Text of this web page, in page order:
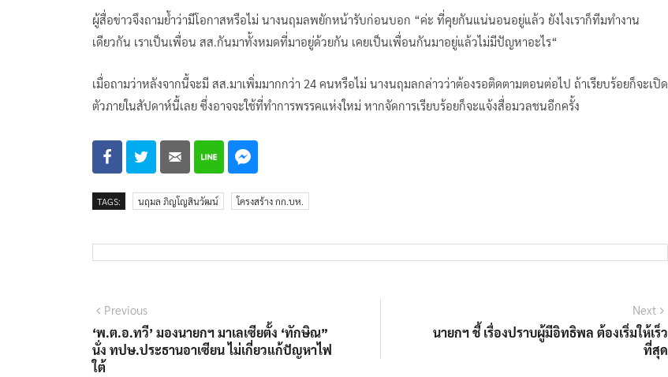
ผู้สื่อข่าวจึงถามย้ำว่ามีโอกาสหรือไม่ นางนฤมลพยักหน้ารับก่อนบอก “ค่ะ ที่คุยกันแน่นอนอยู่แล้ว ยังไงเราก็ทีมทำงาน
เดียวกัน เราเป็นเพื่อน สส.กันมาทั้งหมดที่มาอยู่ด้วยกัน เคยเป็นเพื่อนกันมาอยู่แล้วไม่มีปัญหาอะไร“
เมื่อถามว่าหลังจากนี้จะมี สส.มาเพิ่มมากกว่า 24 คนหรือไม่ นางนฤมลกล่าวว่าต้องรอติดตามตอนต่อไป ถ้าเรียบร้อยก็จะเปิด
ตัวภายในสัปดาห์นี้เลย ซึ่งอาจจะใช้ที่ทำการพรรคแห่งใหม่ หากจัดการเรียบร้อยก็จะแจ้งสื่อมวลชนอีกครั้ง
TAGS: นฤมล ภิญโญสินวัฒน์ โครงสร้าง กก.บห.
แนะแนว
เรื่อง
PreviousPrevious
post:
‘พ.ต.อ.ทวี’ มองนายกฯ มาเลเซียตั้ง ‘ทักษิณ”
นั่ง ทปษ.ประธานอาเซียน ไม่เกี่ยวแก้ปัญหาไฟ
ใต้
Next
นายกฯ ชี้ เรื่องปราบผู้มีอิทธิพล ต้องเริ่มให้เร็ว
ที่สุด